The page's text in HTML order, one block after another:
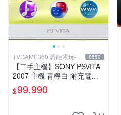
TVGAME360 恐龍電玩-台
中店
8650
【二手主機】SONY PSVITA
2007 主機 青檸白 附充電器
USB傳輸線 PS VITA PSV 台
中恐龍電玩
$99,990